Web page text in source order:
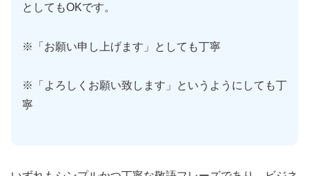
としてもOKです。
※「お願い申し上げます」としても丁寧
※「よろしくお願い致します」というようにしても丁
寧